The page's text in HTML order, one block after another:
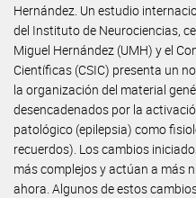
Hernández. Un estudio
del Instituto de Neurociencias,
Miguel Hernández (UMH) y el
Científicas (CSIC) presenta un
la organización del material
desencadenados por la
patológico (epilepsia) como
recuerdos). Los cambios
más complejos y actúan a más
ahora. Algunos de estos